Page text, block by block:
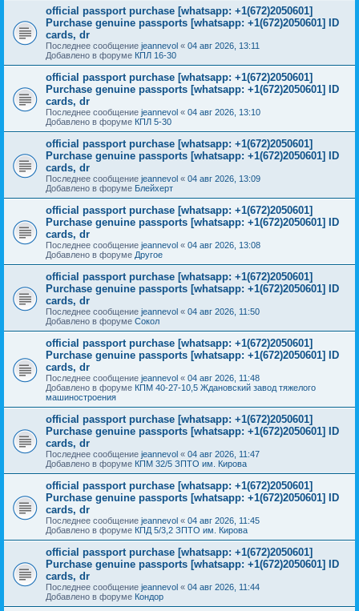
official passport purchase [whatsapp: +1(672)2050601]
Purchase genuine passports [whatsapp: +1(672)2050601] ID
cards, dr
Последнее сообщение jeannevol « 04 авг 2026, 13:11
Добавлено в форуме КПЛ 16-30
official passport purchase [whatsapp: +1(672)2050601]
Purchase genuine passports [whatsapp: +1(672)2050601] ID
cards, dr
Последнее сообщение jeannevol « 04 авг 2026, 13:10
Добавлено в форуме КПЛ 5-30
official passport purchase [whatsapp: +1(672)2050601]
Purchase genuine passports [whatsapp: +1(672)2050601] ID
cards, dr
Последнее сообщение jeannevol « 04 авг 2026, 13:09
Добавлено в форуме Блейхерт
official passport purchase [whatsapp: +1(672)2050601]
Purchase genuine passports [whatsapp: +1(672)2050601] ID
cards, dr
Последнее сообщение jeannevol « 04 авг 2026, 13:08
Добавлено в форуме Другое
official passport purchase [whatsapp: +1(672)2050601]
Purchase genuine passports [whatsapp: +1(672)2050601] ID
cards, dr
Последнее сообщение jeannevol « 04 авг 2026, 11:50
Добавлено в форуме Сокол
official passport purchase [whatsapp: +1(672)2050601]
Purchase genuine passports [whatsapp: +1(672)2050601] ID
cards, dr
Последнее сообщение jeannevol « 04 авг 2026, 11:48
Добавлено в форуме КПМ 40-27-10,5 Ждановский завод тяжелого
машиностроения
official passport purchase [whatsapp: +1(672)2050601]
Purchase genuine passports [whatsapp: +1(672)2050601] ID
cards, dr
Последнее сообщение jeannevol « 04 авг 2026, 11:47
Добавлено в форуме КПМ 32/5 ЗПТО им. Кирова
official passport purchase [whatsapp: +1(672)2050601]
Purchase genuine passports [whatsapp: +1(672)2050601] ID
cards, dr
Последнее сообщение jeannevol « 04 авг 2026, 11:45
Добавлено в форуме КПД 5/3,2 ЗПТО им. Кирова
official passport purchase [whatsapp: +1(672)2050601]
Purchase genuine passports [whatsapp: +1(672)2050601] ID
cards, dr
Последнее сообщение jeannevol « 04 авг 2026, 11:44
Добавлено в форуме Кондор